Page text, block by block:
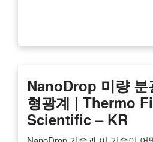
NanoDrop 미량 분
형광계 | Thermo
Scientific – KR